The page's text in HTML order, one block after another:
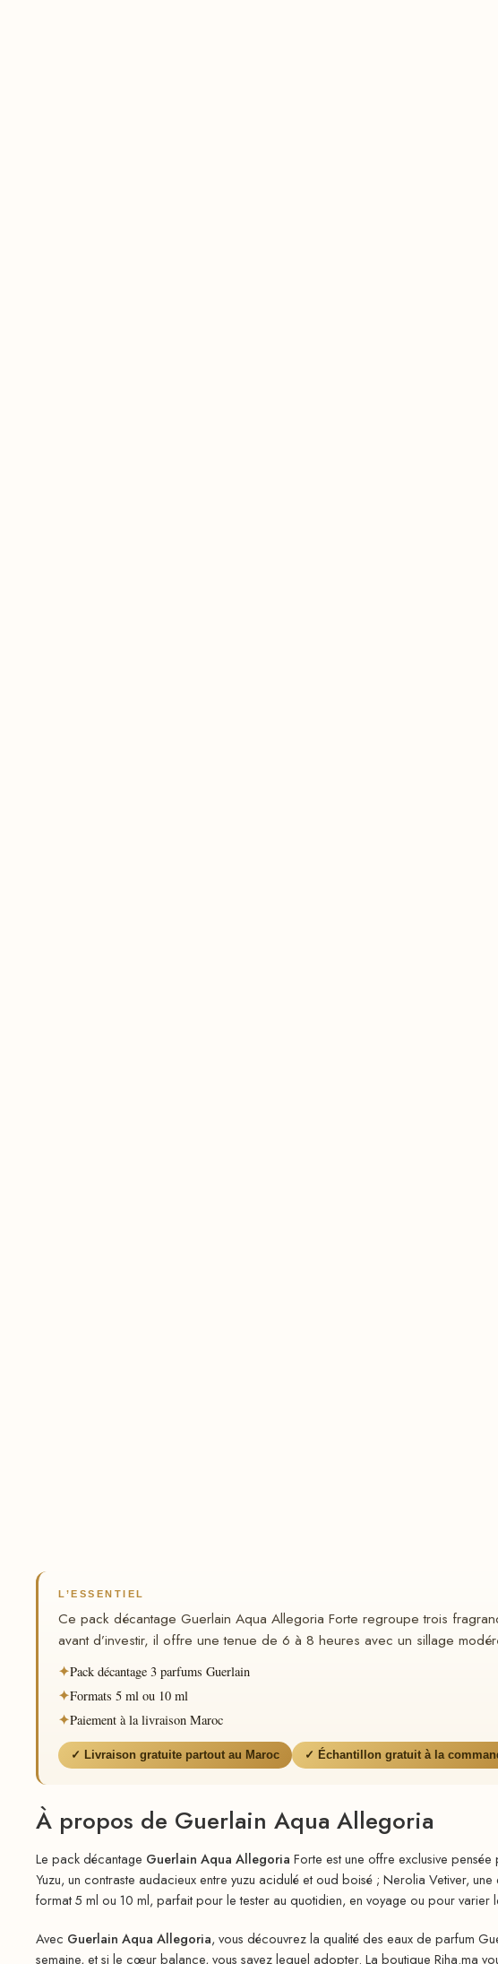
L’ESSENTIEL
Ce pack décantage Guerlain Aqua Allegoria Forte regroupe trois
avant d’investir, il offre une tenue de 6 à 8 heures avec un sillage
✦Pack décantage 3 parfums Guerlain
✦Formats 5 ml ou 10 ml
✦Paiement à la livraison Maroc
✓ Livraison gratuite partout au Maroc ✓ Échantillon gratuit à la
À propos de Guerlain Aqua Allegoria
Le pack décantage Guerlain Aqua Allegoria Forte est une offre exclusive
Yuzu, un contraste audacieux entre yuzu acidulé et oud boisé ; Nerolia Vetiver,
format 5 ml ou 10 ml, parfait pour le tester au quotidien, en voyage ou pour varier
Avec Guerlain Aqua Allegoria, vous découvrez la qualité des eaux de parfum
semaine, et si le cœur balance, vous savez lequel adopter. La boutique Riha.ma